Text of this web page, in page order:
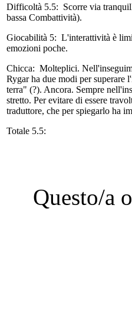
Difficoltà 5.5: Scorre via
bassa Combattività).
Giocabilità 5: L'interattività è
emozioni poche.
Chicca: Molteplici.
Rygar ha due modi per superare
terra" (?). Ancora. Sempre
stretto. Per evitare di essere
traduttore, che per spiegarlo ha
Totale 5.5:
Questo/a